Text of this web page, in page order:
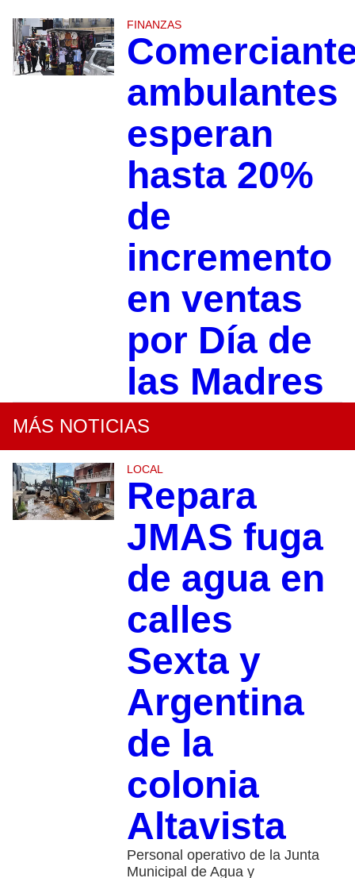
FINANZAS
ambulantes
esperan
hasta 20%
de
incremento
en ventas
por Día de
las Madres
MÁS NOTICIAS
LOCAL
Repara
JMAS fuga
de agua en
calles
Sexta y
Argentina
de la
colonia
Altavista
Personal operativo de la Junta
Municipal de Agua y